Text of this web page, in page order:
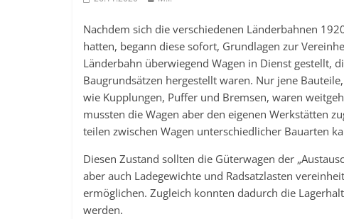
Nachdem sich die verschiedenen Länderbahnen
hatten, begann diese sofort, Grundlagen zur
Länderbahn überwiegend Wagen in Dienst gestellt,
Baugrundsätzen hergestellt waren. Nur jene
wie Kupplungen, Puffer und Bremsen, waren
mussten die Wagen aber den eigenen Werkstätten
teilen zwischen Wagen unterschiedlicher Bauarten
Diesen Zustand sollten die Güterwagen der
aber auch Ladegewichte und Radsatzlasten
ermöglichen. Zugleich konnten dadurch die
werden.